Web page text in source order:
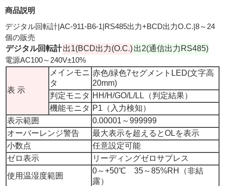
商品説明
デジタル回転計|AC-911-B6-1|RS485出力+BCD出力O.C.|8～24
個の販売
デジタル回転計出1(BCD出力(O.C.)出2(通信出力RS485)
電源AC100～240V±10%
表 示
メインモニ
タ
赤色/緑色7セグメントLED(文字高
20mm)
判定モニタ HH/H/GO/L/LL（判定結果）
機能モニタ P1（入力検知）
表示範囲
0.00001～999999
オーバーレンジ警告
最大表示を超えるとOLを表示
小数点
任意設定可能
ゼロ表示
リーディングゼロサプレス
使用温湿度範囲
0～+50℃ 35～85%RH（非結
露）